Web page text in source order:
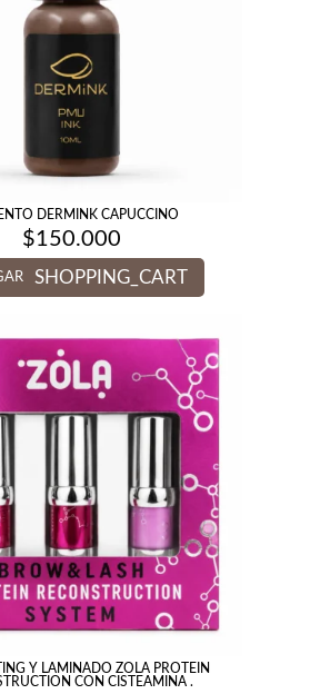
DERMINK CAPUCCINO
$150.000
SHOPPING_CART
Y LAMINADO ZOLA PROTEIN
CON CISTEAMINA .